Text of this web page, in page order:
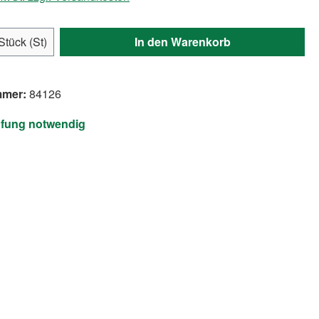
Gib den gewünschten Wert ein
(St) In den Warenkorb
84126
notwendig